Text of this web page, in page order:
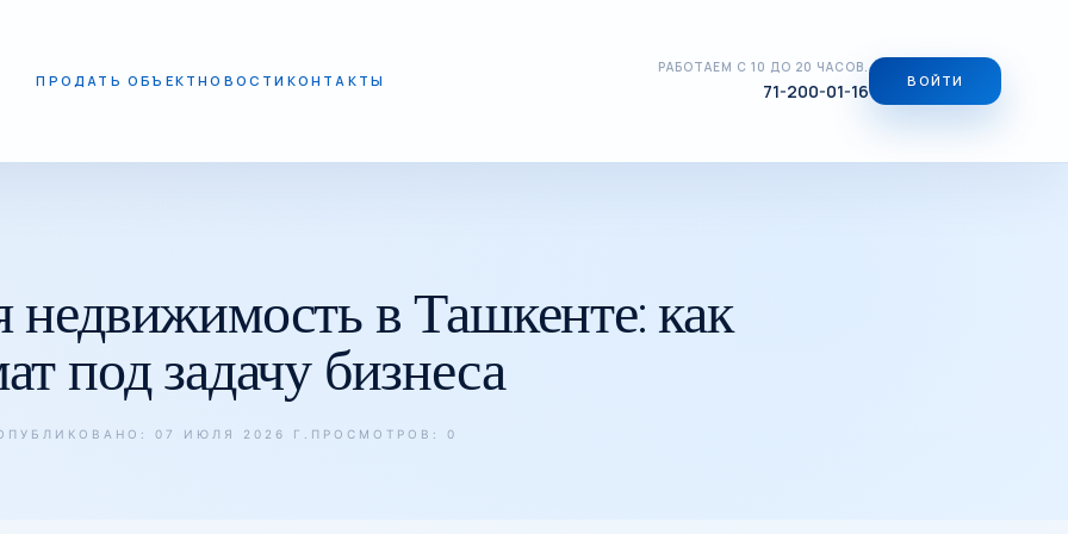
ПРОДАТЬ ОБЪЕКТНОВОСТИ КОНТАКТЫ
РАБОТАЕМ С 10 ДО 20 ЧАСОВ.
71-200-01-16 ВОЙТИ
недвижимость в Ташкенте: как
под задачу бизнеса
07 ИЮЛЯ 2026 Г. ПРОСМОТРОВ: 0